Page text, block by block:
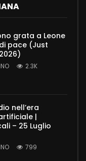
grata a Leone
pace (Just
2.3K
nell’era
|
– 25 Luglio
799